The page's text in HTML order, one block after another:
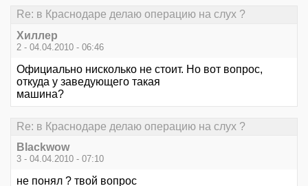
Re: в Краснодаре делаю операцию на слух ?
Хиллер
2 - 04.04.2010 - 06:46
Официально нисколько не стоит. Но вот вопрос,
откуда у заведующего такая
машина?
Re: в Краснодаре делаю операцию на слух ?
Blackwow
3 - 04.04.2010 - 07:10
не понял ? твой вопрос